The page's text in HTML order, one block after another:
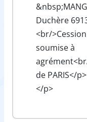
Duchère
<br/
soumise à
de PARIS</
</p>